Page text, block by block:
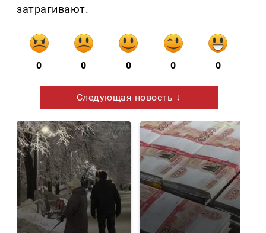
затрагивают.
0 0 0 0 0
Следующая новость ↓